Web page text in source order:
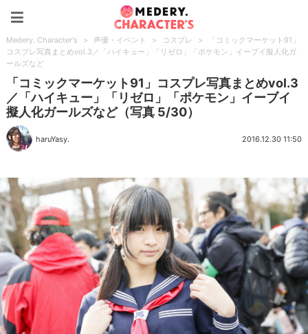
Medery. Character's > 声優・イベント > コスプレ >
「コミックマーケット91」
コスプレ写真まとめvol.3／「ハイキュー」「リゼロ」「ポケモン」イーブイ擬人化ガ
ールズなど
「コミックマーケット91」コスプレ写真まとめvol.3
／「ハイキュー」「リゼロ」「ポケモン」イーブイ
擬人化ガールズなど（写真 5/30）
haruYasy. 2016.12.30 11:50